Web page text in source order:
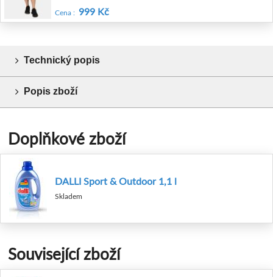
Cena : 999 Kč
Technický popis
Popis zboží
Doplňkové zboží
DALLI Sport & Outdoor 1,1 l
Skladem
Související zboží